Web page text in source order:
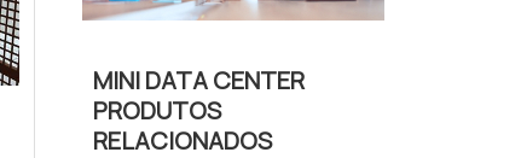
MINI DATA CENTER
PRODUTOS
RELACIONADOS